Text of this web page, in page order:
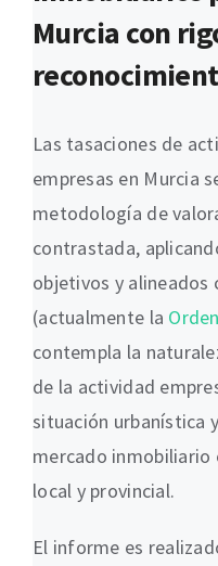
Murcia con
Las tasaciones de
empresas en Murcia
metodología de
contrastada,
objetivos y
(actualmente la
contempla la
de la actividad
situación urbanística
mercado inmobiliario
local y provincial.
El informe es